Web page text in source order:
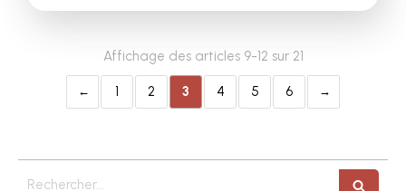
Affichage des articles 9-12 sur 21
1 2 3 4 5 6
Rechercher